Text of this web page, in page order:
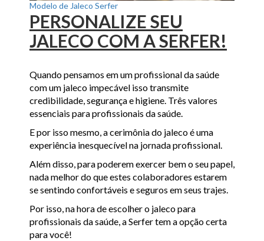
Modelo de Jaleco Serfer
PERSONALIZE SEU
JALECO COM A SERFER!
Quando pensamos em um profissional da saúde
com um jaleco impecável isso transmite
credibilidade, segurança e higiene. Três valores
essenciais para profissionais da saúde.
E por isso mesmo, a cerimônia do jaleco é uma
experiência inesquecível na jornada profissional.
Além disso, para poderem exercer bem o seu papel,
nada melhor do que estes colaboradores estarem
se sentindo confortáveis e seguros em seus trajes.
Por isso, na hora de escolher o jaleco para
profissionais da saúde, a Serfer tem a opção certa
para você!